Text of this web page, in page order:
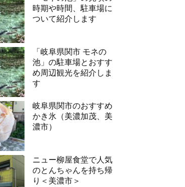
時期や時間、駐車場に
ついて紹介します
「岐阜県関市 モネの
池」の駐車場とおすす
め周辺観光を紹介しま
す
岐阜県関市のおすすめ
かき氷（美濃加茂、美
濃市）
ニュー柳屋食堂で人気
のとんちゃんを持ち帰
り＜美濃市＞